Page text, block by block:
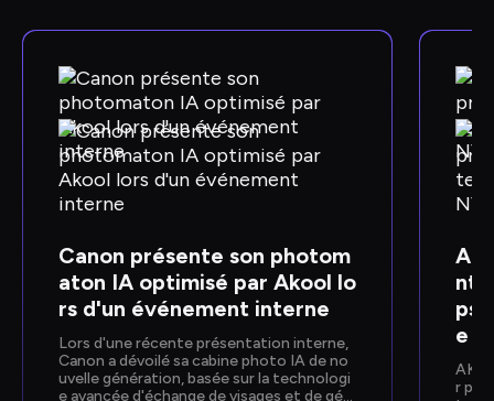
Canon présente son photom
aton IA optimisé par Akool lo
rs d'un événement interne
Lors d'une récente présentation interne,
Canon a dévoilé sa cabine photo IA de no
uvelle génération, basée sur la technologi
e avancée d'échange de visages et de gén
ps
e
r